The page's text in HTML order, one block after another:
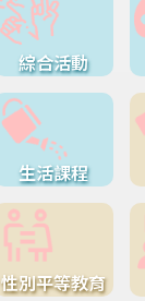
綜合活動
生活課程
性別平等教育